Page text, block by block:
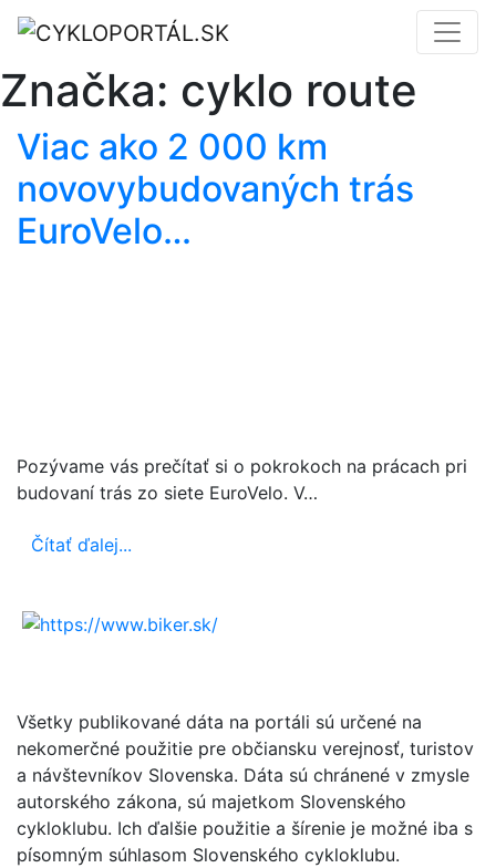
Značka: cyklo route
Viac ako 2 000 km
novovybudovaných trás
EuroVelo…
Pozývame vás prečítať si o pokrokoch na prácach pri
budovaní trás zo siete EuroVelo. V…
Čítať ďalej...
Všetky publikované dáta na portáli sú určené na
nekomerčné použitie pre občiansku verejnosť, turistov
a návštevníkov Slovenska. Dáta sú chránené v zmysle
autorského zákona, sú majetkom Slovenského
cykloklubu. Ich ďalšie použitie a šírenie je možné iba s
písomným súhlasom Slovenského cykloklubu.